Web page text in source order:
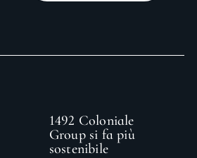
1492 Coloniale
Group si fa più
sostenibile